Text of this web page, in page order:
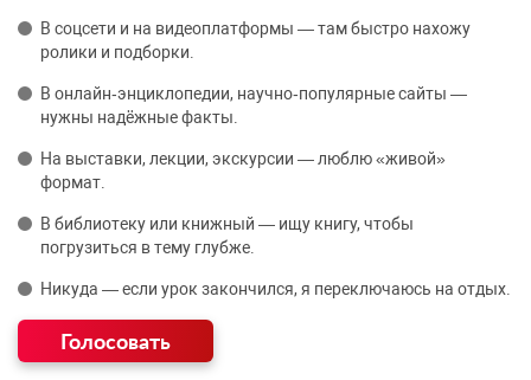
В соцсети и на видеоплатформы — там быстро нахожу
ролики и подборки.
В онлайн‑энциклопедии, научно‑популярные сайты —
нужны надёжные факты.
На выставки, лекции, экскурсии — люблю «живой»
формат.
В библиотеку или книжный — ищу книгу, чтобы
погрузиться в тему глубже.
Никуда — если урок закончился, я переключаюсь на отдых.